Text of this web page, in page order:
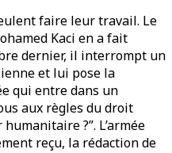
faire leur travail. Le
Kaci en a fait
dernier, il interrompt un
et lui pose la
qui entre dans un
aux règles du droit
?”. L’armée
reçu, la rédaction de